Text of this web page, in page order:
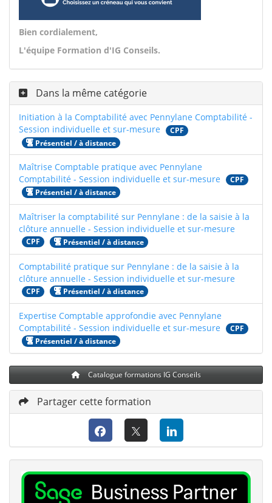
Bien cordialement,
L'équipe Formation d'IG Conseils.
Dans la même catégorie
Initiation à la Comptabilité avec Pennylane Comptabilité -
Session individuelle et sur-mesure
CPF
Présentiel / à distance
Maîtrise Comptable pratique avec Pennylane
Comptabilité - Session individuelle et sur-mesure
CPF
Présentiel / à distance
Maîtriser la comptabilité sur Pennylane : de la saisie à la
clôture annuelle - Session individuelle et sur-mesure
CPF Présentiel / à distance
Comptabilité pratique sur Pennylane : de la saisie à la
clôture annuelle - Session individuelle et sur-mesure
CPF Présentiel / à distance
Expertise Comptable approfondie avec Pennylane
Comptabilité - Session individuelle et sur-mesure
CPF
Présentiel / à distance
Catalogue formations IG Conseils
Partager cette formation